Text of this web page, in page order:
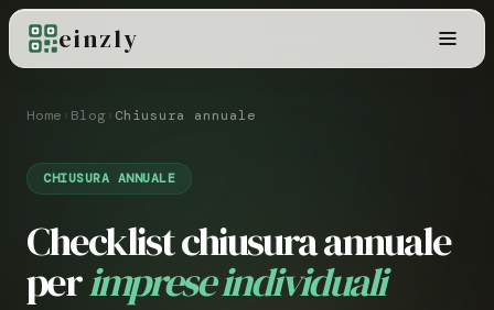
einzly
Home › Blog› Chiusura annuale
CHIUSURA ANNUALE
Checklist chiusura annuale
perimprese individuali